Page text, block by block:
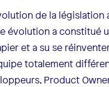
de la
évolution a constitué
et a su se
totalement
Product